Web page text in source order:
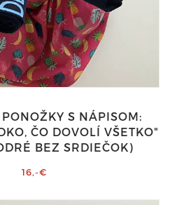
S NÁPISOM:
ČO DOVOLÍ VŠETKO"
BEZ SRDIEČOK)
16,-€